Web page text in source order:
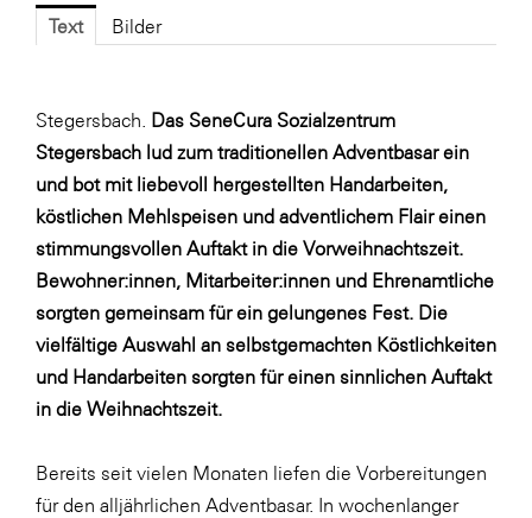
Fressnapf
FRoSTA
Gardena
Gas Connect Austria
GBV - Verband gemeinnütziger
Bauvereinigungen
Getzner Werkstoffe
Heimat Österreich
ikp
Johnson & Johnson
JELD-WEN DANA
kosaplaner
Text Bilder
Stegersbach.
Das SeneCura Sozialzentrum
Stegersbach lud zum traditionellen Adventbasar ein
und bot mit liebevoll hergestellten Handarbeiten,
köstlichen Mehlspeisen und adventlichem Flair einen
stimmungsvollen Auftakt in die Vorweihnachtszeit.
Bewohner:innen, Mitarbeiter:innen und Ehrenamtliche
sorgten gemeinsam für ein gelungenes Fest. Die
vielfältige Auswahl an selbstgemachten Köstlichkeiten
und Handarbeiten sorgten für einen sinnlichen Auftakt
in die Weihnachtszeit.
Bereits seit vielen Monaten liefen die Vorbereitungen
für den alljährlichen Adventbasar. In wochenlanger